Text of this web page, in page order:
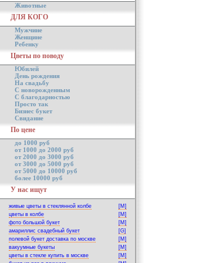
Животные
ДЛЯ КОГО
Мужчине
Женщине
Ребенку
Цветы по поводу
Юбилей
День рождения
На свадьбу
С новорожденным
С благодарностью
Просто так
Бизнес букет
Свидание
По цене
до 1000 руб
от 1000 до 2000 руб
от 2000 до 3000 руб
от 3000 до 5000 руб
от 5000 до 10000 руб
более 10000 руб
У нас ищут
живые цветы в стеклянной колбе
[M]
цветы в колбе
[M]
фото большой букет
[M]
амариллис свадебный букет
[G]
полевой букет доставка по москве
[M]
вакуумные букеты
[M]
цветы в стекле купить в москве
[M]